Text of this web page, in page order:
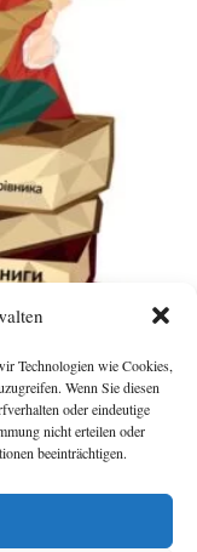
Technologien wie Cookies,
Wenn Sie diesen
oder eindeutige
nicht erteilen oder
beeinträchtigen.
Zeitschrift